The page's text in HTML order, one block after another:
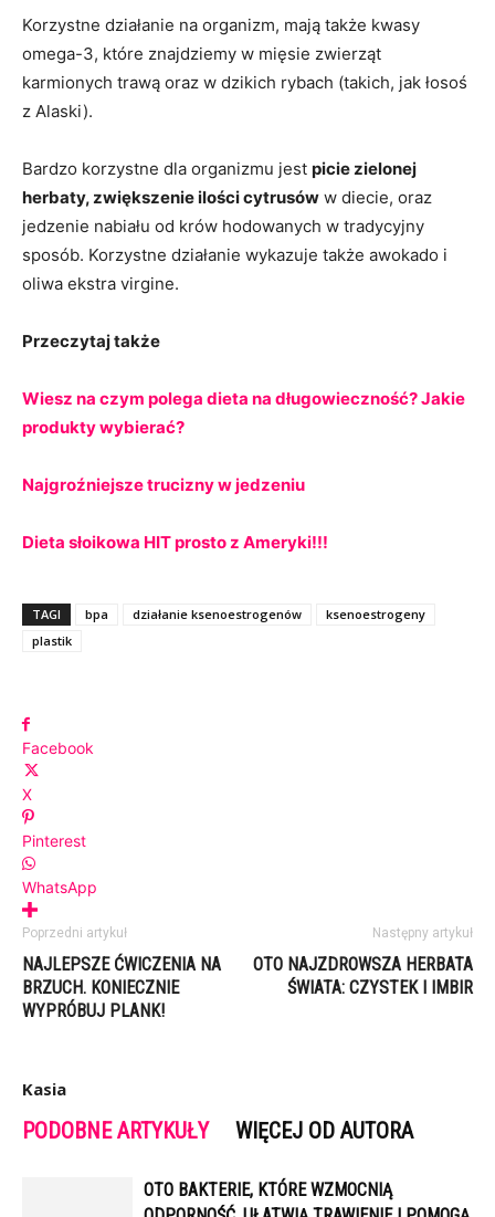
Korzystne działanie na organizm, mają także kwasy
omega-3, które znajdziemy w mięsie zwierząt
karmionych trawą oraz w dzikich rybach (takich, jak łosoś
z Alaski).
Bardzo korzystne dla organizmu jest picie zielonej
herbaty, zwiększenie ilości cytrusów w diecie, oraz
jedzenie nabiału od krów hodowanych w tradycyjny
sposób. Korzystne działanie wykazuje także awokado i
oliwa ekstra virgine.
Przeczytaj także
Wiesz na czym polega dieta na długowieczność? Jakie
produkty wybierać?
Najgroźniejsze trucizny w jedzeniu
Dieta słoikowa HIT prosto z Ameryki!!!
TAGI bpa działanie ksenoestrogenów
ksenoestrogeny
plastik
Facebook
X
Pinterest
WhatsApp
Poprzedni artykuł
NAJLEPSZE ĆWICZENIA NA
BRZUCH. KONIECZNIE
WYPRÓBUJ PLANK!
Następny artykuł
OTO NAJZDROWSZA HERBATA
ŚWIATA: CZYSTEK I IMBIR
Kasia
PODOBNE ARTYKUŁY WIĘCEJ OD AUTORA
OTO BAKTERIE, KTÓRE WZMOCNIĄ